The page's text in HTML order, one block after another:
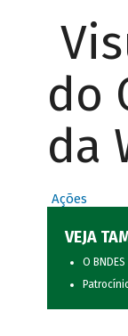
do
da
Ações
VEJA
O